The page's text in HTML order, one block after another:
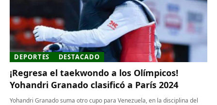
DEPORTES DESTACADO
¡Regresa el taekwondo a los Olímpicos!
Yohandri Granado clasificó a París 2024
Yohandri Granado suma otro cupo para Venezuela, en la disciplina del